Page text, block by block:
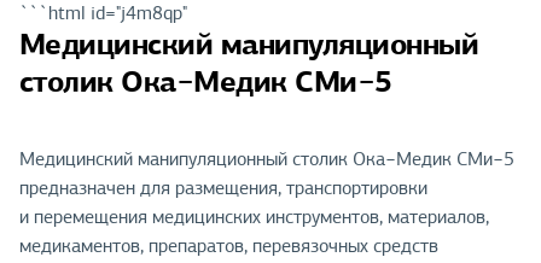
```html id="j4m8qp"
Медицинский манипуляционный
столик Ока−Медик СМи−5
Медицинский манипуляционный столик Ока−Медик СМи−5
предназначен для размещения, транспортировки
и перемещения медицинских инструментов, материалов,
медикаментов, препаратов, перевязочных средств